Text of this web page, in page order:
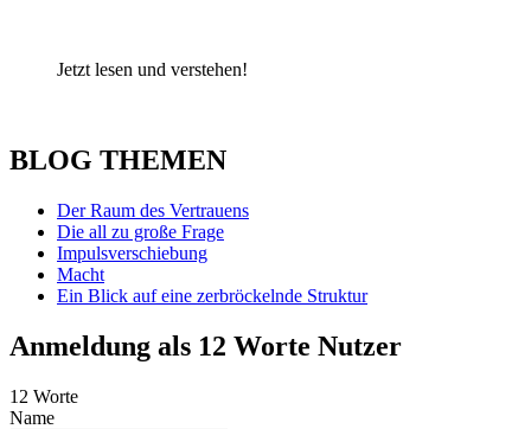
Jetzt lesen und verstehen!
BLOG THEMEN
Der Raum des Vertrauens
Die all zu große Frage
Impulsverschiebung
Macht
Ein Blick auf eine zerbröckelnde Struktur
Anmeldung als 12 Worte Nutzer
12 Worte
Name